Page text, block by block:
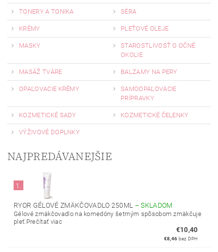
TONERY A TONIKA SÉRA
KRÉMY PLEŤOVÉ OLEJE
MASKY
STAROSTLIVOSŤ O OČNÉ
OKOLIE
MASÁŽ TVÁRE BALZAMY NA PERY
OPAĽOVACIE KRÉMY
SAMOOPAĽOVACIE
PRÍPRAVKY
KOZMETICKÉ SADY KOZMETICKÉ ČELENKY
VÝŽIVOVÉ DOPLNKY
NAJPREDÁVANEJŠIE
1.
RYOR GÉLOVÉ ZMÄKČOVADLO 250ML –SKLADOM
Gélové zmäkčovadlo na komedóny šetrným spôsobom zmäkčuje
pleť.Prečítať viac
€10,40
€8,46 bez DPH